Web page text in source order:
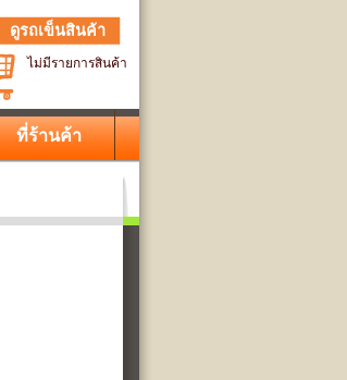
ดูรถเข็นสินค้า
ไม่มีรายการสินค้า
ที่ร้านค้า